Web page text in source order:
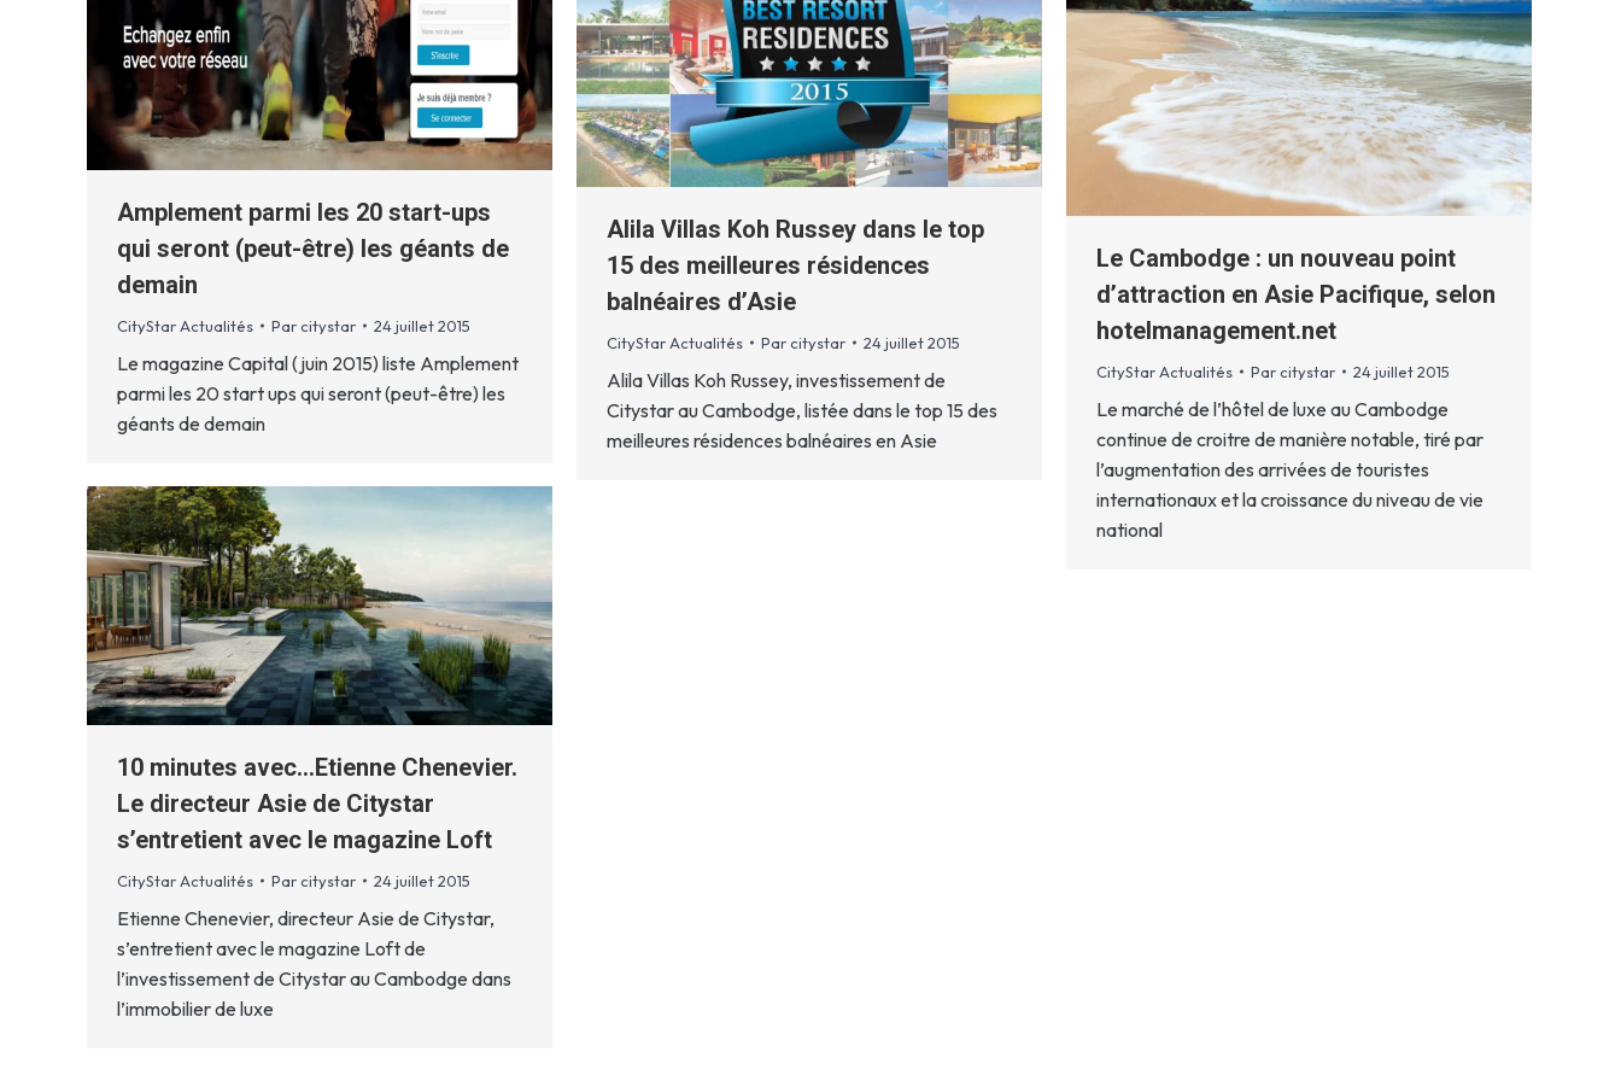
Amplement parmi les 20 start-ups
qui seront (peut-être) les géants de
demain
CityStar Actualités Par citystar 24 juillet 2015
Le magazine Capital (juin 2015) liste Amplement
parmi les 20 start ups qui seront (peut-être) les
géants de demain
Alila Villas Koh Russey dans le top
15 des meilleures résidences
balnéaires d’Asie
CityStar Actualités Par citystar 24 juillet 2015
Alila Villas Koh Russey, investissement de
Citystar au Cambodge, listée dans le top 15 des
meilleures résidences balnéaires en Asie
Le Cambodge : un nouveau point
d’attraction en Asie Pacifique, selon
hotelmanagement.net
CityStar Actualités Par citystar 24 juillet 2015
Le marché de l’hôtel de luxe au Cambodge
continue de croitre de manière notable, tiré par
l’augmentation des arrivées de touristes
internationaux et la croissance du niveau de vie
national
10 minutes avec…Etienne Chenevier.
Le directeur Asie de Citystar
s’entretient avec le magazine Loft
CityStar Actualités Par citystar 24 juillet 2015
Etienne Chenevier, directeur Asie de Citystar,
s’entretient avec le magazine Loft de
l’investissement de Citystar au Cambodge dans
l’immobilier de luxe